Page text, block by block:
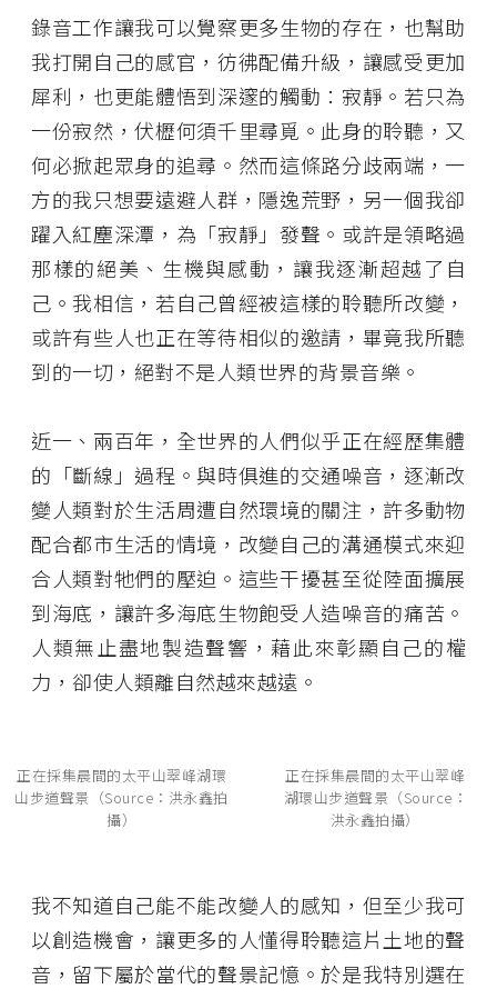
錄音工作讓我可以覺察更多生物的存在，也幫助
我打開自己的感官，彷彿配備升級，讓感受更加
犀利，也更能體悟到深邃的觸動：寂靜。若只為
一份寂然，伏櫪何須千里尋覓。此身的聆聽，又
何必掀起眾身的追尋。然而這條路分歧兩端，一
方的我只想要遠避人群，隱逸荒野，另一個我卻
躍入紅塵深潭，為「寂靜」發聲。或許是領略過
那樣的絕美、生機與感動，讓我逐漸超越了自
己。我相信，若自己曾經被這樣的聆聽所改變，
或許有些人也正在等待相似的邀請，畢竟我所聽
到的一切，絕對不是人類世界的背景音樂。
近一、兩百年，全世界的人們似乎正在經歷集體
的「斷線」過程。與時俱進的交通噪音，逐漸改
變人類對於生活周遭自然環境的關注，許多動物
配合都市生活的情境，改變自己的溝通模式來迎
合人類對牠們的壓迫。這些干擾甚至從陸面擴展
到海底，讓許多海底生物飽受人造噪音的痛苦。
人類無止盡地製造聲響，藉此來彰顯自己的權
力，卻使人類離自然越來越遠。
正在採集晨間的太平山翠峰湖環
山步道聲景（Source：洪永鑫拍
攝）
正在採集晨間的太平山翠峰
湖環山步道聲景（Source：
洪永鑫拍攝）
我不知道自己能不能改變人的感知，但至少我可
以創造機會，讓更多的人懂得聆聽這片土地的聲
音，留下屬於當代的聲景記憶。於是我特別選在